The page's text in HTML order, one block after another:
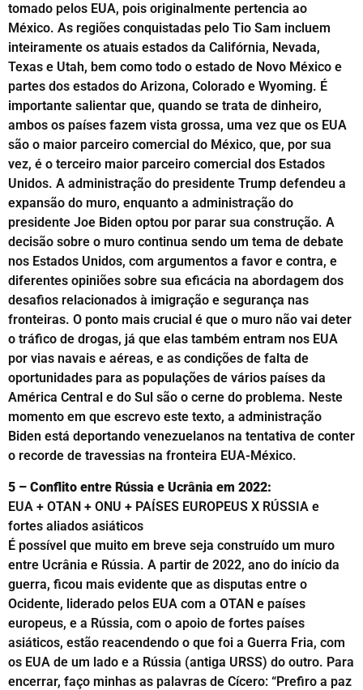
tomado pelos EUA, pois originalmente pertencia ao
México. As regiões conquistadas pelo Tio Sam incluem
inteiramente os atuais estados da Califórnia, Nevada,
Texas e Utah, bem como todo o estado de Novo México e
partes dos estados do Arizona, Colorado e Wyoming. É
importante salientar que, quando se trata de dinheiro,
ambos os países fazem vista grossa, uma vez que os EUA
são o maior parceiro comercial do México, que, por sua
vez, é o terceiro maior parceiro comercial dos Estados
Unidos. A administração do presidente Trump defendeu a
expansão do muro, enquanto a administração do
presidente Joe Biden optou por parar sua construção. A
decisão sobre o muro continua sendo um tema de debate
nos Estados Unidos, com argumentos a favor e contra, e
diferentes opiniões sobre sua eficácia na abordagem dos
desafios relacionados à imigração e segurança nas
fronteiras. O ponto mais crucial é que o muro não vai deter
o tráfico de drogas, já que elas também entram nos EUA
por vias navais e aéreas, e as condições de falta de
oportunidades para as populações de vários países da
América Central e do Sul são o cerne do problema. Neste
momento em que escrevo este texto, a administração
Biden está deportando venezuelanos na tentativa de conter
o recorde de travessias na fronteira EUA-México.
5 – Conflito entre Rússia e Ucrânia em 2022:
EUA + OTAN + ONU + PAÍSES EUROPEUS X RÚSSIA e
fortes aliados asiáticos
É possível que muito em breve seja construído um muro
entre Ucrânia e Rússia. A partir de 2022, ano do início da
guerra, ficou mais evidente que as disputas entre o
Ocidente, liderado pelos EUA com a OTAN e países
europeus, e a Rússia, com o apoio de fortes países
asiáticos, estão reacendendo o que foi a Guerra Fria, com
os EUA de um lado e a Rússia (antiga URSS) do outro. Para
encerrar, faço minhas as palavras de Cícero: “Prefiro a paz